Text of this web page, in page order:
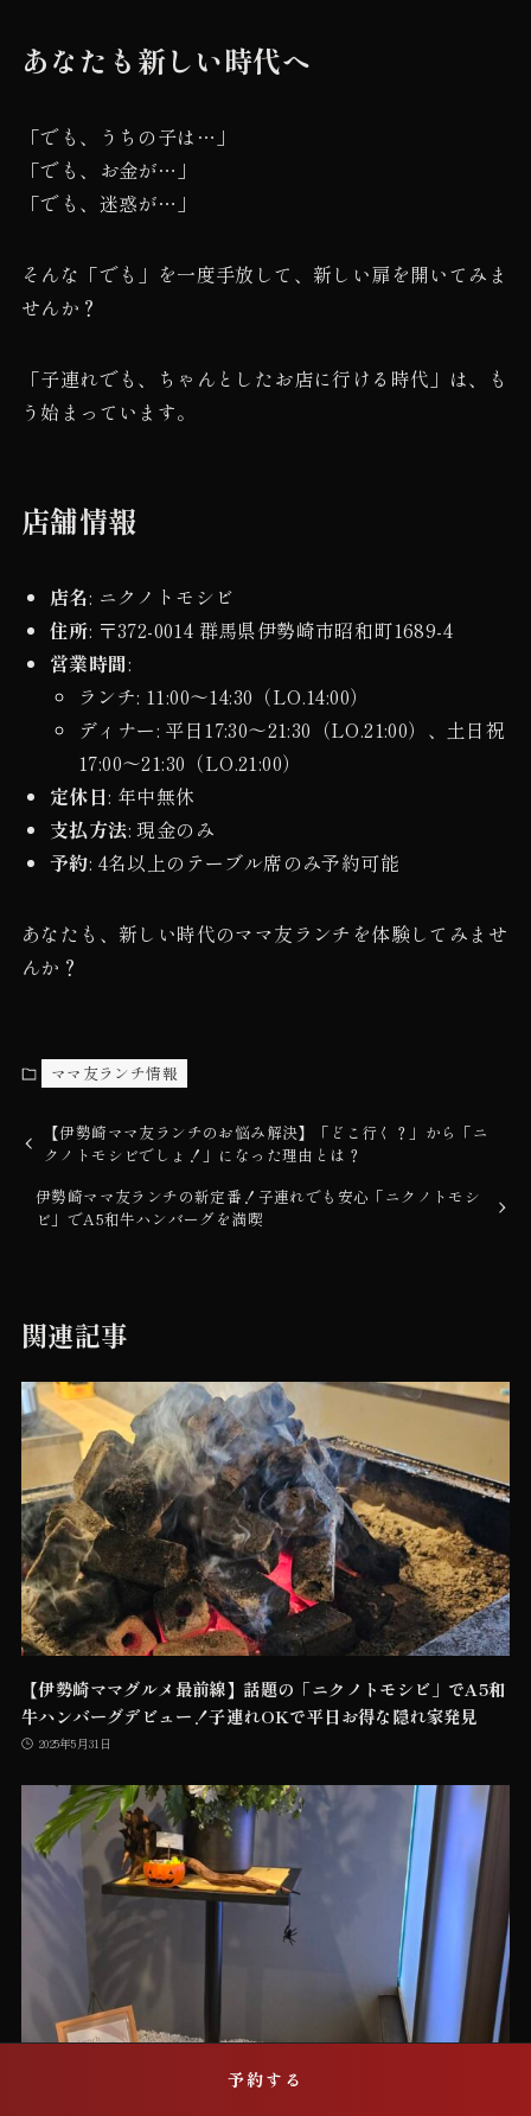
あなたも新しい時代へ
「でも、うちの子は…」
「でも、お金が…」
「でも、迷惑が…」
そんな「でも」を一度手放して、新しい扉を開いてみま
せんか？
「子連れでも、ちゃんとしたお店に行ける時代」は、も
う始まっています。
店舗情報
店名: ニクノトモシビ
住所: 〒372-0014 群馬県伊勢崎市昭和町1689-4
営業時間:
ランチ: 11:00〜14:30（LO.14:00）
ディナー: 平日17:30〜21:30（LO.21:00）、土日祝
17:00〜21:30（LO.21:00）
定休日: 年中無休
支払方法: 現金のみ
予約: 4名以上のテーブル席のみ予約可能
あなたも、新しい時代のママ友ランチを体験してみませ
んか？
ママ友ランチ情報
【伊勢崎ママ友ランチのお悩み解決】「どこ行く？」から「ニ
クノトモシビでしょ！」になった理由とは？
伊勢崎ママ友ランチの新定番！子連れでも安心「ニクノトモシ
ビ」でA5和牛ハンバーグを満喫
関連記事
【伊勢崎ママグルメ最前線】話題の「ニクノトモシビ」でA5和
牛ハンバーグデビュー！子連れOKで平日お得な隠れ家発見
2025年5月31日
群馬・伊勢崎で女子会もおひとり様も！おしゃれなハンバーグ
予約する